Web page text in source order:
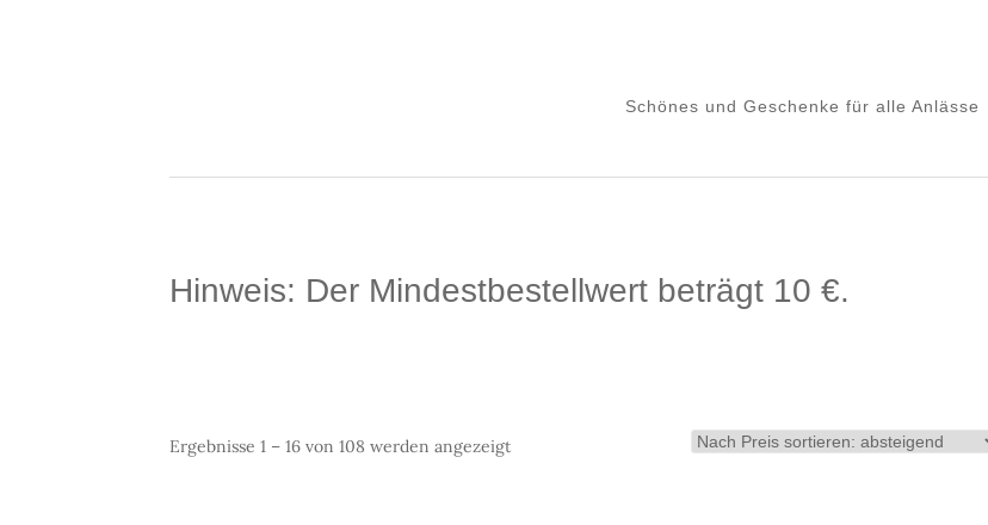
Schönes und Geschenke für alle Anlässe
Hinweis: Der Mindestbestellwert beträgt 10 €.
Ergebnisse 1 – 16 von 108 werden angezeigtNach